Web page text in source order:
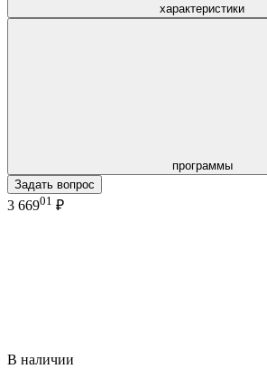
характеристики
программы
Задать вопрос
3 66901 ₽
В наличии